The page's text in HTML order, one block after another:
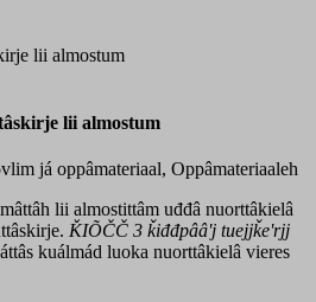
lii almostum
lii almostum
já oppâmateriaal, Oppâmateriaaleh
lii almostittâm uđđâ nuorttâkielâ
ǨIÕČČ 3 ǩiđđpââʹj tuejjǩeʹrjj
kuálmád luoka nuorttâkielâ vieres